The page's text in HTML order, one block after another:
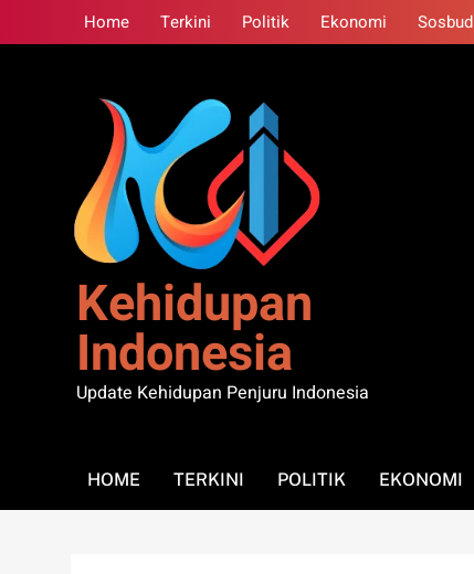
to
Home Terkini Politik Ekonomi Sosbud
Kehidupan
Indonesia
Update Kehidupan Penjuru Indonesia
HOME TERKINI POLITIK EKONOMI